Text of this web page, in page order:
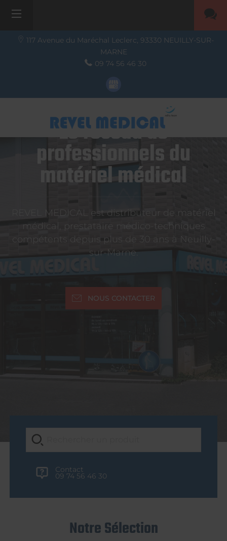
117 Avenue du Maréchal Leclerc, 93330 NEUILLY-SUR-
MARNE
09 74 56 46 30
Le réseau de
professionnels du
matériel médical
REVEL MEDICAL est distributeur de matériel
médical, prestataire médico-techniques
compétents depuis plus de 30 ans à Neuilly-
sur-Marne.
NOUS CONTACTER
Contact
09 74 56 46 30
Notre Sélection